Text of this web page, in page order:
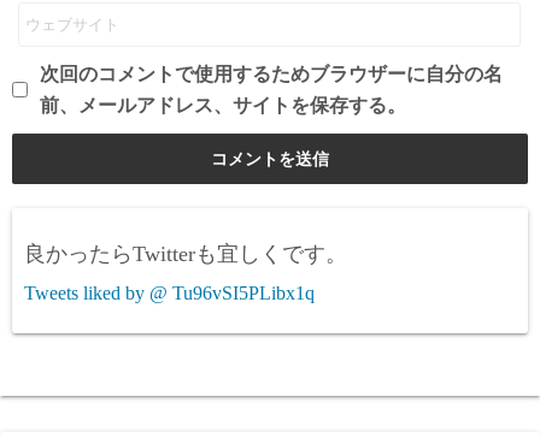
次回のコメントで使用するためブラウザーに自分の名
前、メールアドレス、サイトを保存する。
良かったらTwitterも宜しくです。
Tweets liked by @ Tu96vSI5PLibx1q